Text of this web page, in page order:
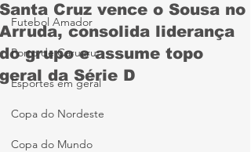
Futebol Amador
Porto de Caruaru
Esportes em geral
Copa do Nordeste
Copa do Mundo
Santa Cruz vence o Sousa no
Arruda, consolida liderança
do grupo e assume topo
geral da Série D